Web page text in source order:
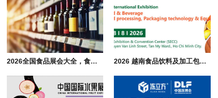
2026全国食品展会大全，食品 饮料 酒水 餐饮行业展览会汇总 2026 越南食品饮料及加工包装展会 Vietfood & Beverage & Propack